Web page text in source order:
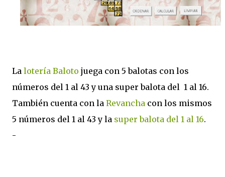
La lotería Baloto juega con 5 balotas con los
números del 1 al 43 y una super balota del 1 al 16.
También cuenta con la Revancha con los mismos
5 números del 1 al 43 y la super balota del 1 al 16.
-